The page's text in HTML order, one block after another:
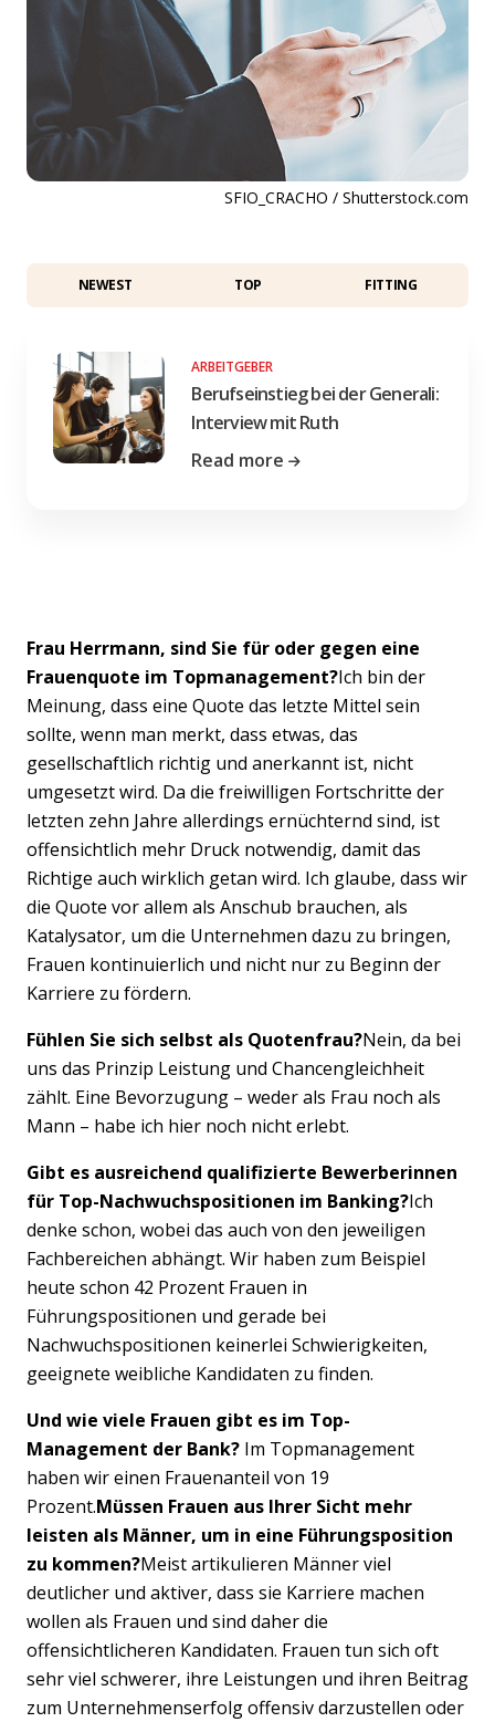
SFIO_CRACHO / Shutterstock.com
NEWEST TOP FITTING
ARBEITGEBER
Berufseinstieg bei der Generali:
Interview mit Ruth
Read more
Frau Herrmann, sind Sie für oder gegen eine
Frauenquote im Topmanagement?Ich bin der
Meinung, dass eine Quote das letzte Mittel sein
sollte, wenn man merkt, dass etwas, das
gesellschaftlich richtig und anerkannt ist, nicht
umgesetzt wird. Da die freiwilligen Fortschritte der
letzten zehn Jahre allerdings ernüchternd sind, ist
offensichtlich mehr Druck notwendig, damit das
Richtige auch wirklich getan wird. Ich glaube, dass wir
die Quote vor allem als Anschub brauchen, als
Katalysator, um die Unternehmen dazu zu bringen,
Frauen kontinuierlich und nicht nur zu Beginn der
Karriere zu fördern.
Fühlen Sie sich selbst als Quotenfrau?Nein, da bei
uns das Prinzip Leistung und Chancengleichheit
zählt. Eine Bevorzugung – weder als Frau noch als
Mann – habe ich hier noch nicht erlebt.
Gibt es ausreichend qualifizierte Bewerberinnen
für Top-Nachwuchspositionen im Banking?Ich
denke schon, wobei das auch von den jeweiligen
Fachbereichen abhängt. Wir haben zum Beispiel
heute schon 42 Prozent Frauen in
Führungspositionen und gerade bei
Nachwuchspositionen keinerlei Schwierigkeiten,
geeignete weibliche Kandidaten zu finden.
Und wie viele Frauen gibt es im Top-
Management der Bank? Im Topmanagement
haben wir einen Frauenanteil von 19
Prozent.Müssen Frauen aus Ihrer Sicht mehr
leisten als Männer, um in eine Führungsposition
zu kommen?Meist artikulieren Männer viel
deutlicher und aktiver, dass sie Karriere machen
wollen als Frauen und sind daher die
offensichtlicheren Kandidaten. Frauen tun sich oft
sehr viel schwerer, ihre Leistungen und ihren Beitrag
zum Unternehmenserfolg offensiv darzustellen oder